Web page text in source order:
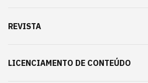
REVISTA
LICENCIAMENTO DE CONTEÚDO